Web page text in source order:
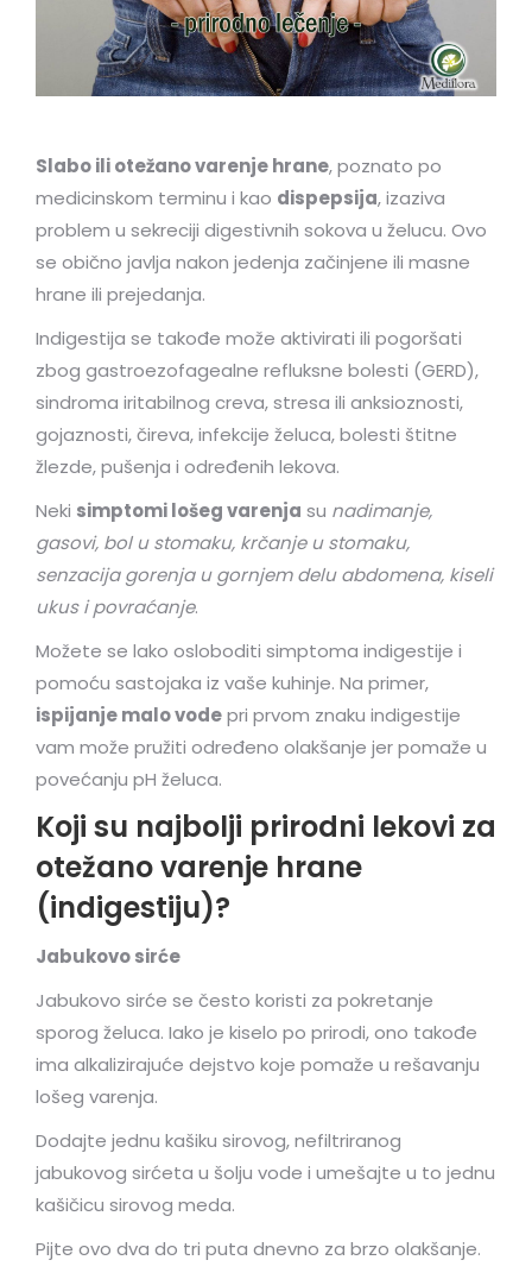
Slabo ili otežano varenje hrane, poznato po
medicinskom terminu i kao dispepsija, izaziva
problem u sekreciji digestivnih sokova u želucu. Ovo
se obično javlja nakon jedenja začinjene ili masne
hrane ili prejedanja.
Indigestija se takođe može aktivirati ili pogoršati
zbog gastroezofagealne refluksne bolesti (GERD),
sindroma iritabilnog creva, stresa ili anksioznosti,
gojaznosti, čireva, infekcije želuca, bolesti štitne
žlezde, pušenja i određenih lekova.
Neki simptomi lošeg varenja su nadimanje,
gasovi, bol u stomaku, krčanje u stomaku,
senzacija gorenja u gornjem delu abdomena, kiseli
ukus i povraćanje.
Možete se lako osloboditi simptoma indigestije i
pomoću sastojaka iz vaše kuhinje. Na primer,
ispijanje malo vodepri prvom znaku indigestije
vam može pružiti određeno olakšanje jer pomaže u
povećanju pH želuca.
Koji su najbolji prirodni lekovi za
otežano varenje hrane
(indigestiju)?
Jabukovo sirće
Jabukovo sirće se često koristi za pokretanje
sporog želuca. Iako je kiselo po prirodi, ono takođe
ima alkalizirajuće dejstvo koje pomaže u rešavanju
lošeg varenja.
Dodajte jednu kašiku sirovog, nefiltriranog
jabukovog sirćeta u šolju vode i umešajte u to jednu
kašičicu sirovog meda.
Pijte ovo dva do tri puta dnevno za brzo olakšanje.